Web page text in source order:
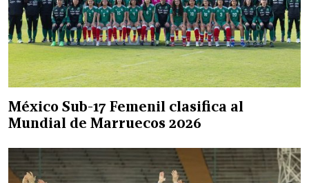
México Sub-17 Femenil clasifica al
Mundial de Marruecos 2026